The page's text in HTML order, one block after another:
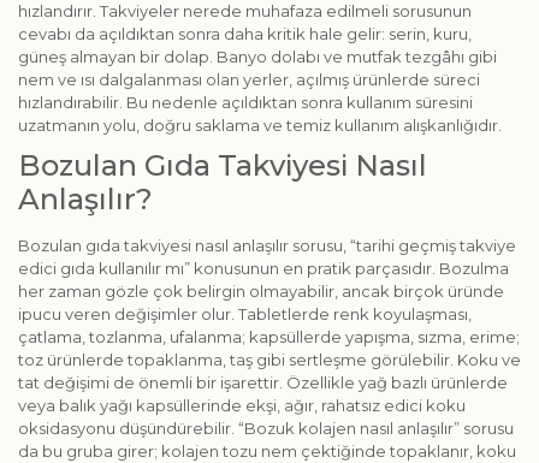
hızlandırır. Takviyeler nerede muhafaza edilmeli sorusunun
cevabı da açıldıktan sonra daha kritik hale gelir: serin, kuru,
güneş almayan bir dolap. Banyo dolabı ve mutfak tezgâhı gibi
nem ve ısı dalgalanması olan yerler, açılmış ürünlerde süreci
hızlandırabilir. Bu nedenle açıldıktan sonra kullanım süresini
uzatmanın yolu, doğru saklama ve temiz kullanım alışkanlığıdır.
Bozulan Gıda Takviyesi Nasıl
Anlaşılır?
Bozulan gıda takviyesi nasıl anlaşılır sorusu, “tarihi geçmiş takviye
edici gıda kullanılır mı” konusunun en pratik parçasıdır. Bozulma
her zaman gözle çok belirgin olmayabilir, ancak birçok üründe
ipucu veren değişimler olur. Tabletlerde renk koyulaşması,
çatlama, tozlanma, ufalanma; kapsüllerde yapışma, sızma, erime;
toz ürünlerde topaklanma, taş gibi sertleşme görülebilir. Koku ve
tat değişimi de önemli bir işarettir. Özellikle yağ bazlı ürünlerde
veya balık yağı kapsüllerinde ekşi, ağır, rahatsız edici koku
oksidasyonu düşündürebilir. “Bozuk kolajen nasıl anlaşılır” sorusu
da bu gruba girer; kolajen tozu nem çektiğinde topaklanır, koku